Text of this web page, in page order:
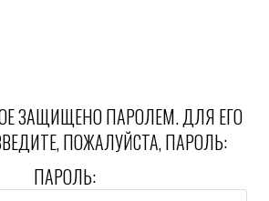
ЗАЩИЩЕНО ПАРОЛЕМ. ДЛЯ ЕГО
ПОЖАЛУЙСТА, ПАРОЛЬ:
ПАРОЛЬ: